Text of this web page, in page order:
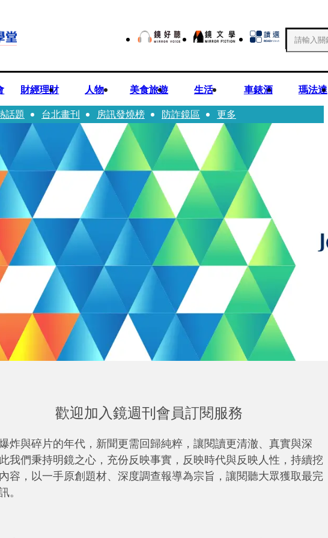
財經理財 人物 美食旅遊 生活 車錶酒 瑪法達
話題 台北畫刊 房訊發燒榜 防詐鏡區 更多
歡迎加入鏡週刊會員訂閱服務
炸與碎片的年代，新聞更需回歸純粹，讓閱讀更清澈、真實與深
我們秉持明鏡之心，充份反映事實，反映時代與反映人性，持續挖
容，以一手原創題材、深度調查報導為宗旨，讓閱聽大眾獲取最完
。